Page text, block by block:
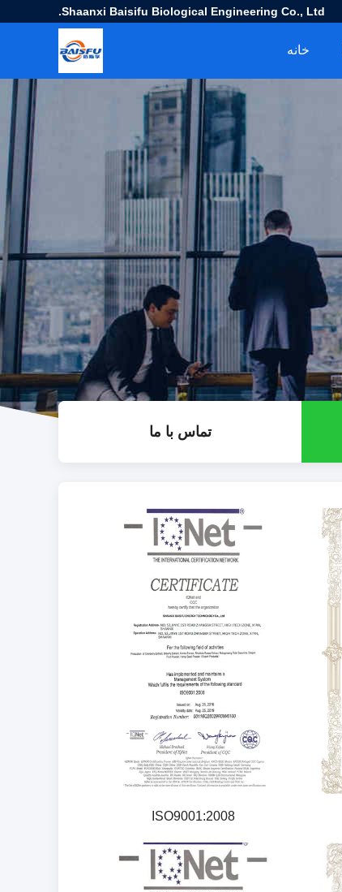
Shaanxi Baisifu Biological Engineering Co., Ltd.
خانه
تماس با ما
ISO9001:2008